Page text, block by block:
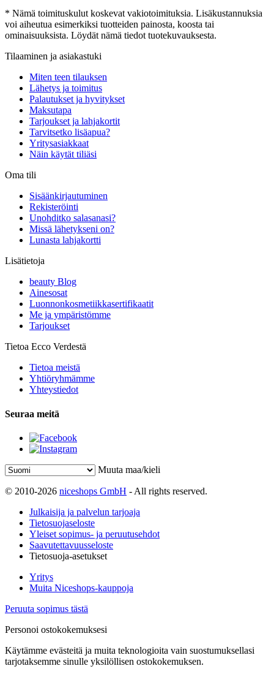
* Nämä toimituskulut koskevat vakiotoimituksia. Lisäkustannuksia
voi aiheutua esimerkiksi tuotteiden painosta, koosta tai
ominaisuuksista. Löydät nämä tiedot tuotekuvauksesta.
Tilaaminen ja asiakastuki
Miten teen tilauksen
Lähetys ja toimitus
Palautukset ja hyvitykset
Maksutapa
Tarjoukset ja lahjakortit
Tarvitsetko lisäapua?
Yritysasiakkaat
Näin käytät tiliäsi
Oma tili
Sisäänkirjautuminen
Rekisteröinti
Unohditko salasanasi?
Missä lähetykseni on?
Lunasta lahjakortti
Lisätietoja
beauty Blog
Ainesosat
Luonnonkosmetiikkasertifikaatit
Me ja ympäristömme
Tarjoukset
Tietoa Ecco Verdestä
Tietoa meistä
Yhtiöryhmämme
Yhteystiedot
Seuraa meitä
Muuta maa/kieli
© 2010-2026 niceshops GmbH - All rights reserved.
Julkaisija ja palvelun tarjoaja
Tietosuojaseloste
Yleiset sopimus- ja peruutusehdot
Saavutettavuusseloste
Tietosuoja-asetukset
Yritys
Muita Niceshops-kauppoja
Peruuta sopimus tästä
Personoi ostokokemuksesi
Käytämme evästeitä ja muita teknologioita vain suostumuksellasi
tarjotaksemme sinulle yksilöllisen ostokokemuksen.